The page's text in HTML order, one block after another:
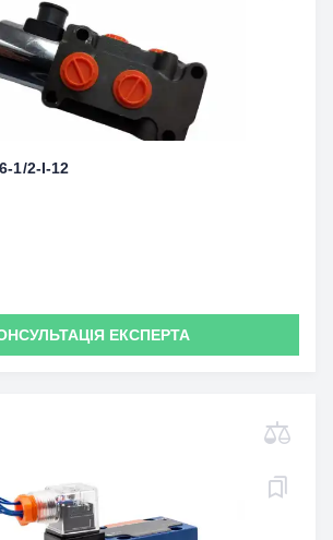
1/2-I-12
ЕКСПЕРТА